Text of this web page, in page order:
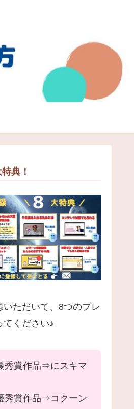
典！
いただいて、8つのプレ
てください♪
秀賞作品⇒にスキマ
秀賞作品⇒コクーン